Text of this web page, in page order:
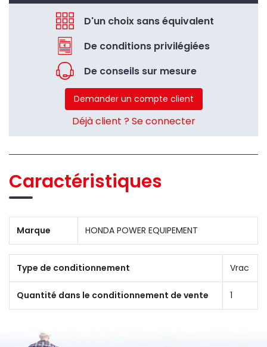
D'un choix sans équivalent
De conditions privilégiées
De conseils sur mesure
Demander un compte client
Déjà client ? Se connecter
Caractéristiques
Marque HONDA POWER EQUIPEMENT
Type de conditionnement Vrac
Quantité dans le conditionnement de vente 1